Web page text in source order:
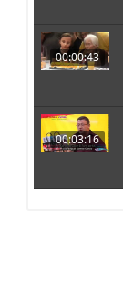
00:00:43
00:03:16